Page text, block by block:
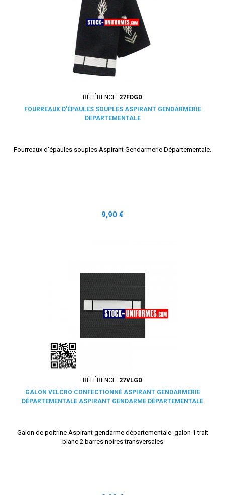
RÉFÉRENCE: 27FDGD
FOURREAUX D'ÉPAULES SOUPLES ASPIRANT GENDARMERIE
DÉPARTEMENTALE
Fourreaux d'épaules souples Aspirant Gendarmerie Départementale.
Prix
9,90 €
RÉFÉRENCE: 27VLGD
GALON VELCRO CONFECTIONNÉ ASPIRANT GENDARMERIE
DÉPARTEMENTALE ASPIRANT GENDARME DÉPARTEMENTALE
Galon de poitrine Aspirant gendarme départementale galon 1 trait
blanc 2 barres noires transversales